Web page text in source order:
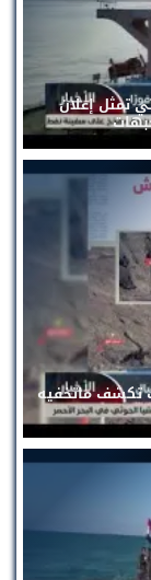
تمثل إعلان
تكشف ماتخفيه